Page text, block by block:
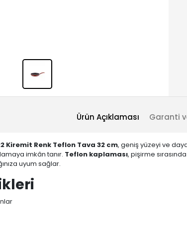
Ürün Açıklaması Garanti
Kiremit Renk Teflon Tava 32 cm, geniş yüzeyi ve
imkân tanır. Teflon kaplaması, pişirme
uyum sağlar.